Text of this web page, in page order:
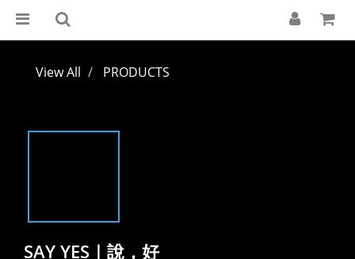
View All PRODUCTS
SAY YES｜說，好